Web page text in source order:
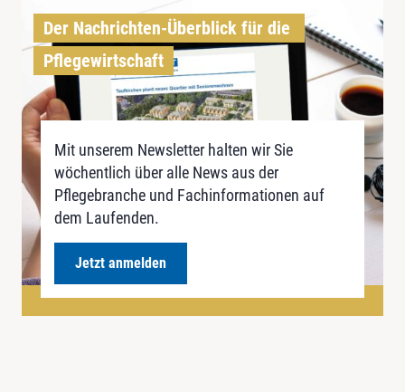
Der Nachrichten-Überblick für die
Pflegewirtschaft
Mit unserem Newsletter halten wir Sie
wöchentlich über alle News aus der
Pflegebranche und Fachinformationen auf
dem Laufenden.
Jetzt anmelden